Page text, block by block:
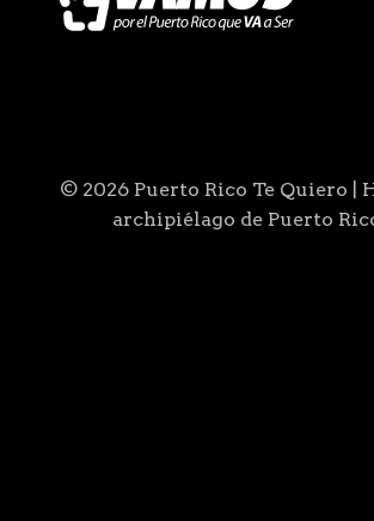
© 2026 Puerto Rico Te Quiero |
archipiélago de Puerto